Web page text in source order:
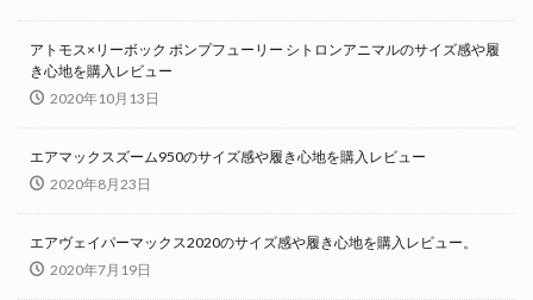
アトモス×リーボック ポンプフューリー シトロンアニマルのサイズ感や履
き心地を購入レビュー
2020年10月13日
エアマックスズーム950のサイズ感や履き心地を購入レビュー
2020年8月23日
エアヴェイパーマックス2020のサイズ感や履き心地を購入レビュー。
2020年7月19日